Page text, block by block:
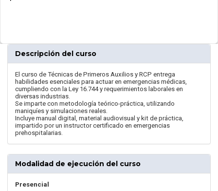
Descripción del curso
El curso de Técnicas de Primeros Auxilios y RCP entrega
habilidades esenciales para actuar en emergencias médicas,
cumpliendo con la Ley 16.744 y requerimientos laborales en
diversas industrias.
Se imparte con metodología teórico-práctica, utilizando
maniquíes y simulaciones reales.
Incluye manual digital, material audiovisual y kit de práctica,
impartido por un instructor certificado en emergencias
prehospitalarias.
Modalidad de ejecución del curso
Presencial